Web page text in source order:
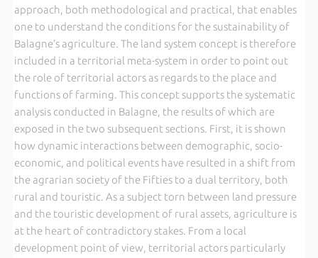
approach, both methodological and practical, that enables
one to understand the conditions for the sustainability of
Balagne’s agriculture. The land system concept is therefore
included in a territorial meta-system in order to point out
the role of territorial actors as regards to the place and
functions of farming. This concept supports the systematic
analysis conducted in Balagne, the results of which are
exposed in the two subsequent sections. First, it is shown
how dynamic interactions between demographic, socio-
economic, and political events have resulted in a shift from
the agrarian society of the Fifties to a dual territory, both
rural and touristic. As a subject torn between land pressure
and the touristic development of rural assets, agriculture is
at the heart of contradictory stakes. From a local
development point of view, territorial actors particularly